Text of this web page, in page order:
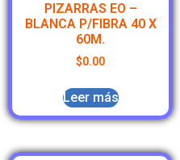
PIZARRAS EO –
BLANCA P/FIBRA 40 X
60M.
$0.00
Leer más